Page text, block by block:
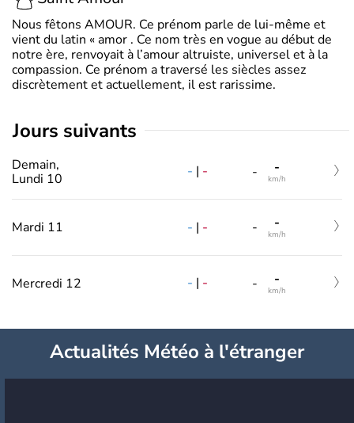
Nous fêtons AMOUR. Ce prénom parle de lui-même et
vient du latin « amor . Ce nom très en vogue au début de
notre ère, renvoyait à l’amour altruiste, universel et à la
compassion. Ce prénom a traversé les siècles assez
discrètement et actuellement, il est rarissime.
jours suivants
Demain,
Lundi 10
- | - - -
km/h
Mardi 11 - | - - -
km/h
Mercredi 12 - | - - -
km/h
Actualités Météo à l'étranger